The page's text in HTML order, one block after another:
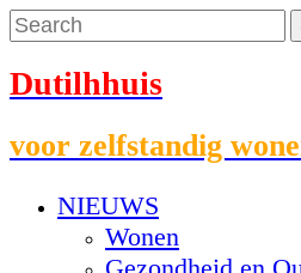
Dutilhhuis
voor zelfstandig
NIEUWS
Wonen